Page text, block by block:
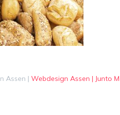
Assen | Webdesign Assen | Junto